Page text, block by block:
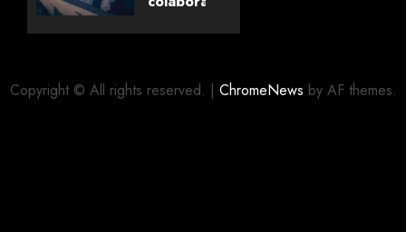
Copyright © All rights reserved. | ChromeNews by AF themes.